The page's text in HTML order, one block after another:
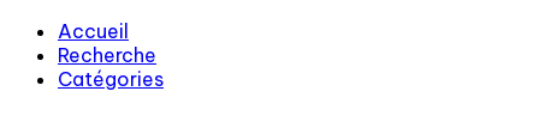
Accueil
Recherche
Catégories